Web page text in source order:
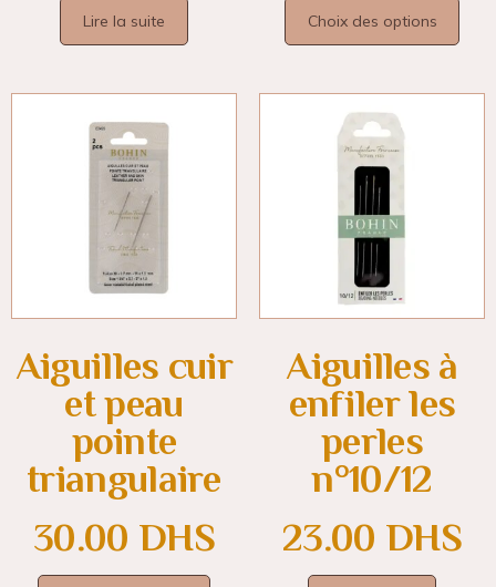
Lire la suite Choix des options
Aiguilles cuir
et peau
pointe
triangulaire
30.00 DHS
Aiguilles à
enfiler les
perles
n°10/12
23.00 DHS